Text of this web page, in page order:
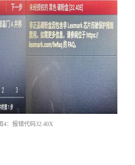
4：报错代码32.40X